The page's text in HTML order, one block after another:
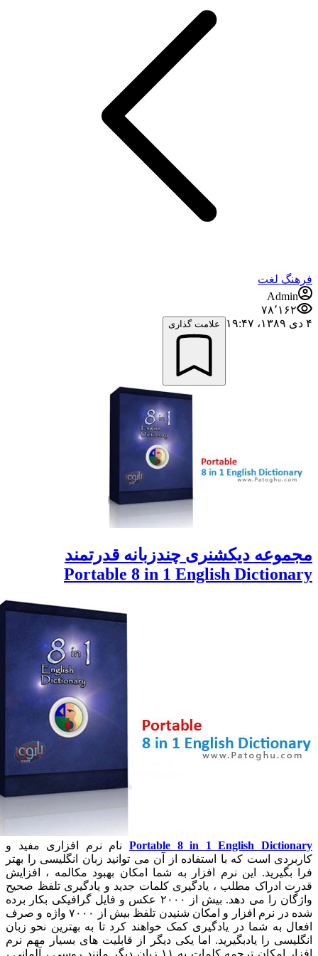
لغت
Admin
۷۸٬۱۶۲
علامت گذاری
دیکشنری چندزبانه قدرتمند
Portable 8 in 1 English
Portable 8 in 1 Englishنام نرم افزاری مفید و
است که با استفاده از آن می توانید زبان انگلیسی را بهتر
بگیرید. این نرم افزار به شما امکان بهبود مکالمه ، افزایش
ادراک مطلب ، یادگیری کلمات جدید و یادگیری تلفظ صحیح
واژگان را می دهد. بیش از ۲۰۰۰ عکس و فایل گرافیکی بکار برده
شده در نرم افزار و امکان شنیدن تلفظ بیش از ۷۰۰۰ واژه و صرف
به شما در یادگیری کمک خواهند کرد تا به بهترین نحو زبان
را یادبگیرید. اما یکی دیگر از قابلیت های بسیار مهم نرم
افزار امکان ترجمه کلمات به ۱۱ زبان دیگر مانند روسی ، آلمانی ،